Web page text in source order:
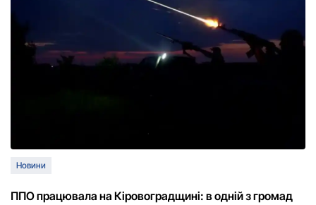
Новини
ППО працювала на Кіровоградщині: в одній з громад